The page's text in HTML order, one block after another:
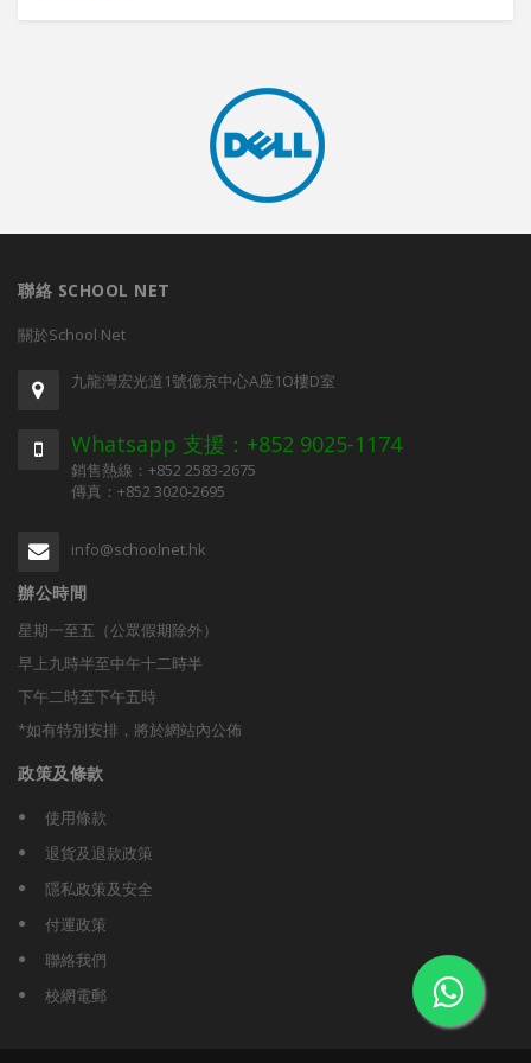
聯絡 SCHOOL NET
關於School Net
九龍灣宏光道1號億京中心A座1O樓D室
Whatsapp 支援：+852 9025-1174
銷售熱線：+852 2583-2675
傳真：+852 3020-2695
info@schoolnet.hk
辦公時間
星期一至五（公眾假期除外）
早上九時半至中午十二時半
下午二時至下午五時
*如有特別安排，將於網站內公佈
政策及條款
使用條款
退貨及退款政策
隱私政策及安全
付運政策
聯絡我們
校網電郵